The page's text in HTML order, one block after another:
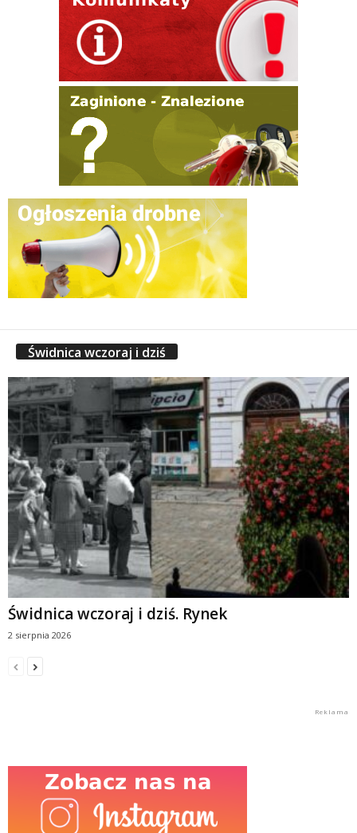
Świdnica wczoraj i dziś
Świdnica wczoraj i dziś. Rynek
2 sierpnia 2026